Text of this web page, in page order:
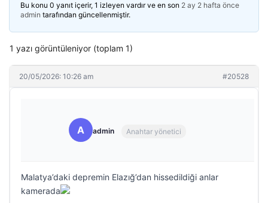
Bu konu 0 yanıt içerir, 1 izleyen vardır ve en son 2 ay 2 hafta önce
admin tarafından güncellenmiştir.
1 yazı görüntüleniyor (toplam 1)
20/05/2026: 10:26 am #20528
A admin Anahtar yönetici
Malatya’daki depremin Elazığ’dan hissedildiği anlar
kamerada